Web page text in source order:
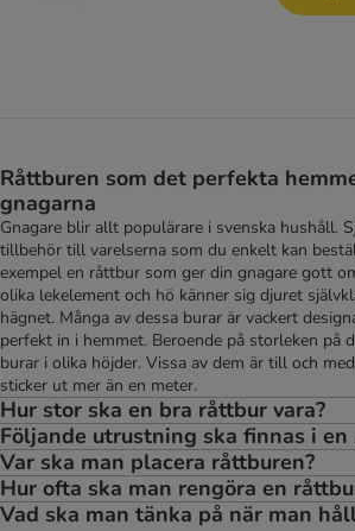
Råttburen som det perfekta
gnagarna
Gnagare blir allt populärare i svenska hushåll.
tillbehör till varelserna som du enkelt kan
exempel en råttbur som ger din gnagare gott
olika lekelement och hö känner sig djuret
hägnet. Många av dessa burar är vackert
perfekt in i hemmet. Beroende på storleken på
burar i olika höjder. Vissa av dem är till och
sticker ut mer än en meter.
Hur stor ska en bra råttbur vara?
Följande utrustning ska finnas i
Var ska man placera råttburen?
Hur ofta ska man rengöra en
Vad ska man tänka på när man